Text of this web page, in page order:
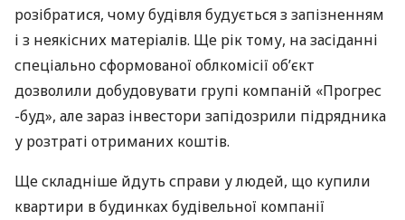
розібратися, чому будівля будується з запізненням
і з неякісних матеріалів. Ще рік тому, на засіданні
спеціально сформованої облкомісії об’єкт
дозволили добудовувати групі компаній «Прогрес
-буд», але зараз інвестори запідозрили підрядника
у розтраті отриманих коштів.
Ще складніше йдуть справи у людей, що купили
квартири в будинках будівельної компанії